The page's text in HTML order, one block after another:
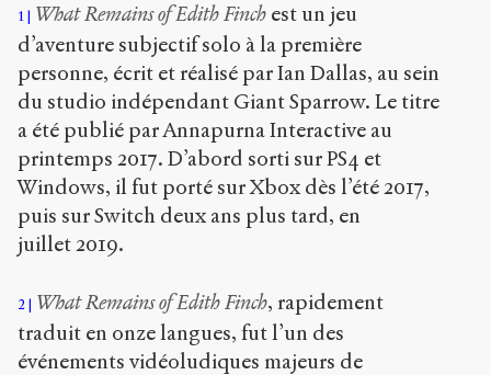
7
1
/
Copier la
référence
Chicago
Copier la
référence
Bibtex
Creative
Commons
Attribution-
1 What Remains of Edith Finchest un jeu
d’aventure subjectif solo à la première
personne, écrit et réalisé par Ian Dallas, au sein
du studio indépendant Giant Sparrow. Le titre
a été publié par Annapurna Interactive au
printemps 2017. D’abord sorti sur PS4 et
Windows, il fut porté sur Xbox dès l’été 2017,
puis sur Switch deux ans plus tard, en
juillet 2019.
2 What Remains of Edith Finch, rapidement
traduit en onze langues, fut l’un des
événements vidéoludiques majeurs de